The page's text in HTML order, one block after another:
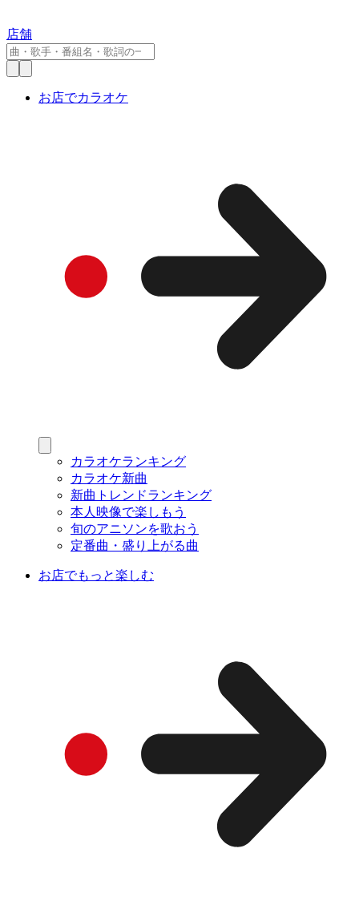
店舗
お店でカラオケ
カラオケランキング
カラオケ新曲
新曲トレンドランキング
本人映像で楽しもう
旬のアニソンを歌おう
定番曲・盛り上がる曲
お店でもっと楽しむ